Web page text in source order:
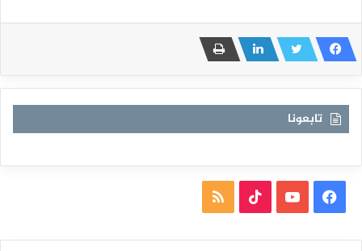
تابعونا
فيسبوكيوتيوب TikTokملخص